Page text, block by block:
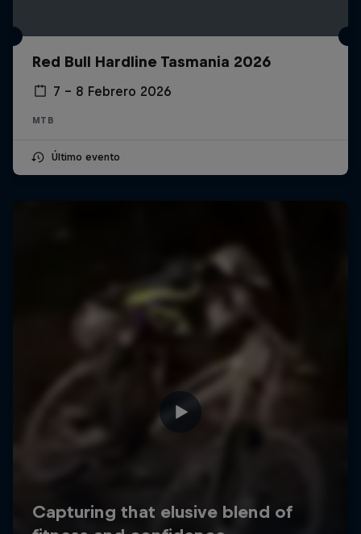
Red Bull Hardline Tasmania 2026
7 – 8 Febrero 2026
MTB
Último evento